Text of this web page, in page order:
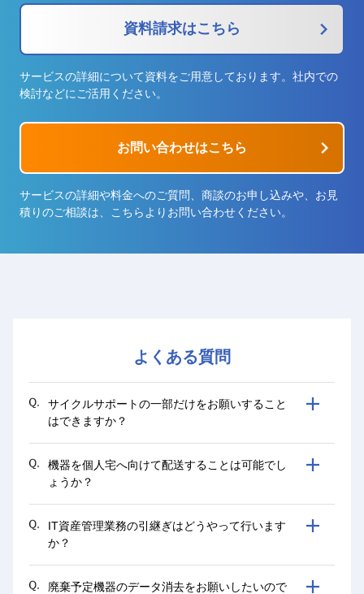
資料請求はこちら
サービスの詳細について資料をご用意しております。社内での
検討などにご活用ください。
お問い合わせはこちら
サービスの詳細や料金へのご質問、商談のお申し込みや、お見
積りのご相談は、こちらよりお問い合わせください。
よくある質問
サイクルサポートの一部だけをお願いすること
はできますか？
機器を個人宅へ向けて配送することは可能でし
ょうか？
IT資産管理業務の引継ぎはどうやって行います
か？
廃棄予定機器のデータ消去をお願いしたいので